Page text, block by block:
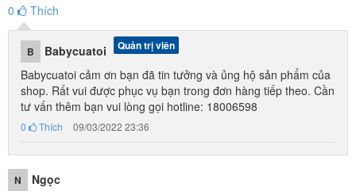
Bộ cốc, bàn chải đánh răng, kem đánh răng và gương để nhắc nhở
bé việc vệ sinh cá nhân mỗi ngày.
0
Thích
B Babycuatoi Quản trị viên
Babycuatoi cảm ơn bạn đã tin tưởng và ủng hộ sản phẩm của
shop. Rất vui được phục vụ bạn trong đơn hàng tiếp theo. Cần
tư vấn thêm bạn vui lòng gọi hotline: 18006598
0 Thích 09/03/2022 23:36
N Ngọc